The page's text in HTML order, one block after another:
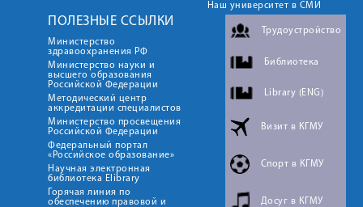
Наш университет в СМИ
ПОЛЕЗНЫЕ ССЫЛКИ
Министерство
здравоохранения РФ
Министерство науки и
высшего образования
Российской Федерации
Методический центр
аккредитации специалистов
Министерство просвещения
Российской Федерации
Федеральный портал
«Российское образование»
Научная электронная
библиотека Elibrary
Горячая линия по
обеспечению правовой и
Трудоустройство
Библиотека
Library (ENG)
Визит в КГМУ
Спорт в КГМУ
Досуг в КГМУ